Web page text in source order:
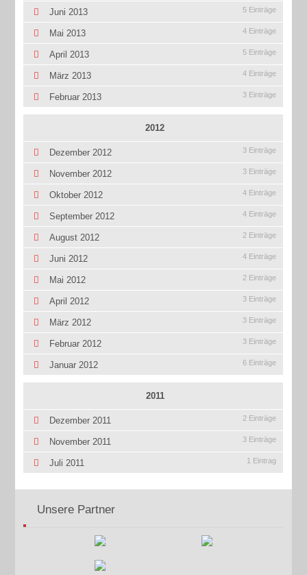
Juni 2013 5 Einträge
Mai 2013 4 Einträge
April 2013 5 Einträge
März 2013 4 Einträge
Februar 2013 3 Einträge
2012
Dezember 2012 3 Einträge
November 2012 3 Einträge
Oktober 2012 4 Einträge
September 2012 4 Einträge
August 2012 2 Einträge
Juni 2012 4 Einträge
Mai 2012 2 Einträge
April 2012 3 Einträge
März 2012 3 Einträge
Februar 2012 3 Einträge
Januar 2012 6 Einträge
2011
Dezember 2011 2 Einträge
November 2011 3 Einträge
Juli 2011 1 Eintrag
Unsere Partner